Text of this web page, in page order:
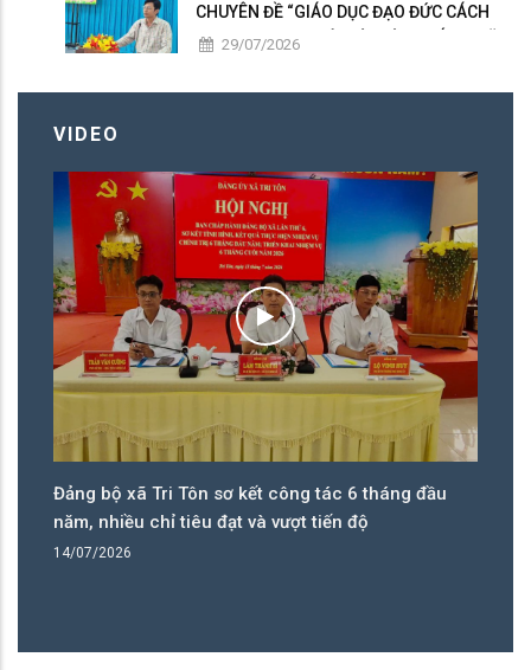
CHUYÊN ĐỀ “GIÁO DỤC ĐẠO ĐỨC CÁCH
MẠNG TRONG THỜI KỲ MỚI” KHÓA 2 NĂM
29/07/2026
VIDEO
Đảng bộ xã Tri Tôn sơ kết công tác 6 tháng đầu
năm, nhiều chỉ tiêu đạt và vượt tiến độ
14/07/2026